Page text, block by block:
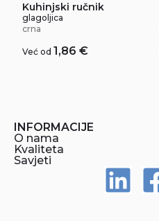
Kuhinjski ručnik
glagoljica
crna
Već od 1,86€
INFORMACIJE
O nama
Kvaliteta
Savjeti